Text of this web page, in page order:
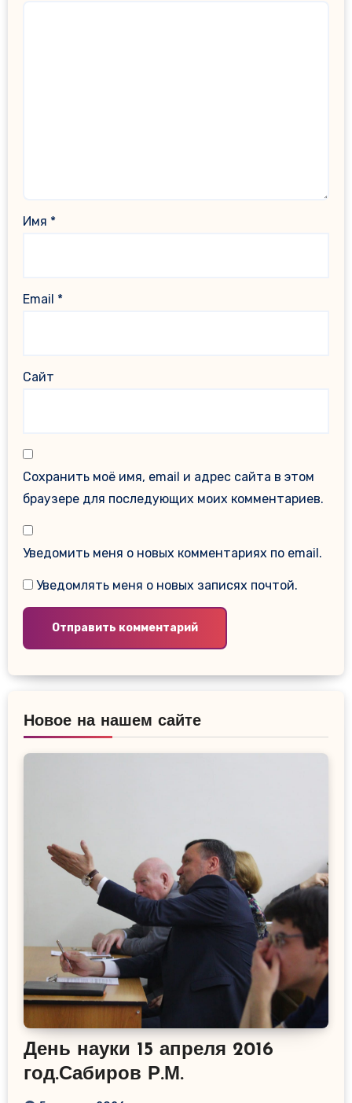
Имя *
Email *
Сайт
Сохранить моё имя, email и адрес сайта в этом
браузере для последующих моих комментариев.
Уведомить меня о новых комментариях по email.
Уведомлять меня о новых записях почтой.
Новое на нашем сайте
День науки 15 апреля 2016
год.Сабиров Р.М.